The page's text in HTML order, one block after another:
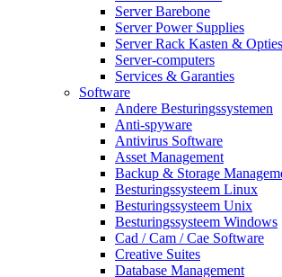
Server Barebone
Server Power Supplies
Server Rack Kasten & Opties
Server-computers
Services & Garanties
Software
Andere Besturingssystemen
Anti-spyware
Antivirus Software
Asset Management
Backup & Storage
Besturingssysteem Linux
Besturingssysteem Unix
Besturingssysteem Windows
Cad / Cam / Cae Software
Creative Suites
Database Management